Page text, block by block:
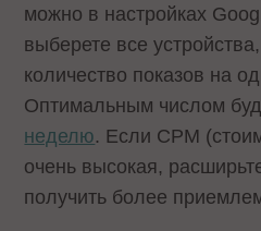
можно в настройках
выберете все
количество показов на
Оптимальным числом
неделю. Если CPM
очень высокая,
получить более